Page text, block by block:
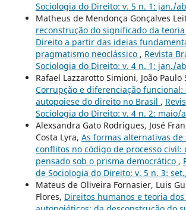
Sociologia do Direito: v. 5 n. 1: jan./
Matheus de Mendonça Gonçalves
reconstrução do significado da
Direito a partir das ideias
pragmatismo neoclássico , Revista
Sociologia do Direito: v. 4 n. 1: jan./
Rafael Lazzarotto Simioni, João Paulo
Corrupção e diferenciação funcional:
autopoiese do direito no Brasil ,
Sociologia do Direito: v. 4 n. 2: maio/
Alexsandra Gato Rodrigues, José
Costa Lyra, As formas alternativas de
conflitos no código de processo civil:
pensado sob o prisma democrático ,
de Sociologia do Direito: v. 5 n. 3:
Mateus de Oliveira Fornasier, Luis
Flores, Direitos humanos e teoria dos